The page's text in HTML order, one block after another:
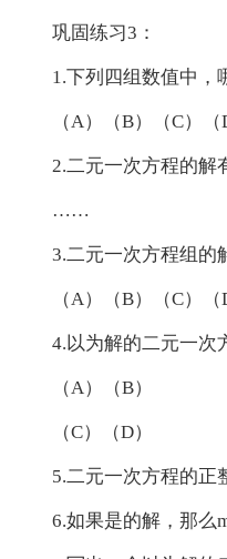
巩固练习3：
1.下列四组数值中，
（A）（B）（C）（
2.二元一次方程的解
……
3.二元一次方程组的
（A）（B）（C）（
4.以为解的二元一次
（A）（B）
（C）（D）
5.二元一次方程的正
6.如果是的解，那么